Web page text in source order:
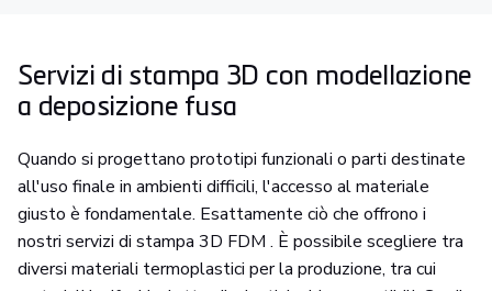
Servizi di stampa 3D con modellazione
a deposizione fusa
Quando si progettano prototipi funzionali o parti destinate
all'uso finale in ambienti difficili, l'accesso al materiale
giusto è fondamentale. Esattamente ciò che offrono i
nostri servizi di stampa 3D FDM . È possibile scegliere tra
diversi materiali termoplastici per la produzione, tra cui